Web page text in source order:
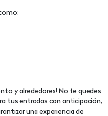
y alrededores! No te quedes
tus entradas con anticipación,
una experiencia de